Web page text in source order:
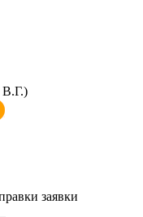
В.Г.)
заявки